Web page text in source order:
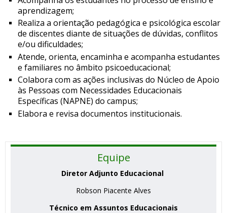
aprendizagem;
Realiza a orientação pedagógica e psicológica escolar
de discentes diante de situações de dúvidas, conflitos
e/ou dificuldades;
Atende, orienta, encaminha e acompanha estudantes
e familiares no âmbito psicoeducacional;
Colabora com as ações inclusivas do Núcleo de Apoio
às Pessoas com Necessidades Educacionais
Específicas (NAPNE) do campus;
Elabora e revisa documentos institucionais.
Equipe
Diretor Adjunto Educacional
Robson Piacente Alves
Técnico em Assuntos Educacionais